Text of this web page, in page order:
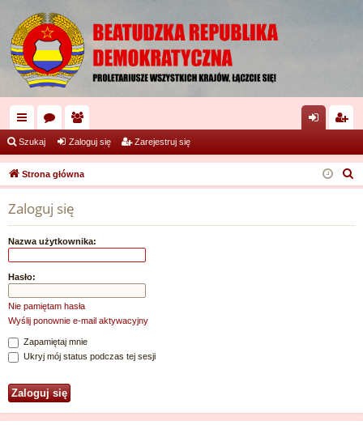
ię
ce
j
…
or
a
ży
tk
o
w
ni
cy
og
uj
ej
es
Szukaj Zaloguj się Zarejestruj się
Strona główna
z
Zaloguj się
Nazwa użytkownika:
Hasło:
Nie pamiętam hasła
Wyślij ponownie e-mail aktywacyjny
Zapamiętaj mnie
Ukryj mój status podczas tej sesji